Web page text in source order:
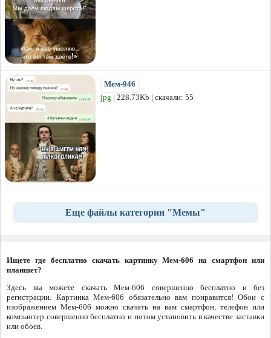
Мем-946
jpg | 228.73Kb | скачали: 55
Еще файлы категории "Мемы"
Ищете где бесплатно скачать картинку Мем-606 на смартфон или
планшет?
Здесь вы можете скачать Мем-606 совершенно бесплатно и без
регистрации. Картинка Мем-606 обязательно вам понравится! Обои с
изображением Мем-606 можно скачать на вам смартфон, телефон или
компьютер совершенно бесплатно и потом установить в качестве заставки
или обоев.